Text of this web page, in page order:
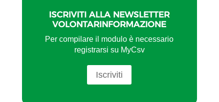
ISCRIVITI ALLA NEWSLETTER
VOLONTARINFORMAZIONE
Per compilare il modulo è necessario
registrarsi su MyCsv
Iscriviti